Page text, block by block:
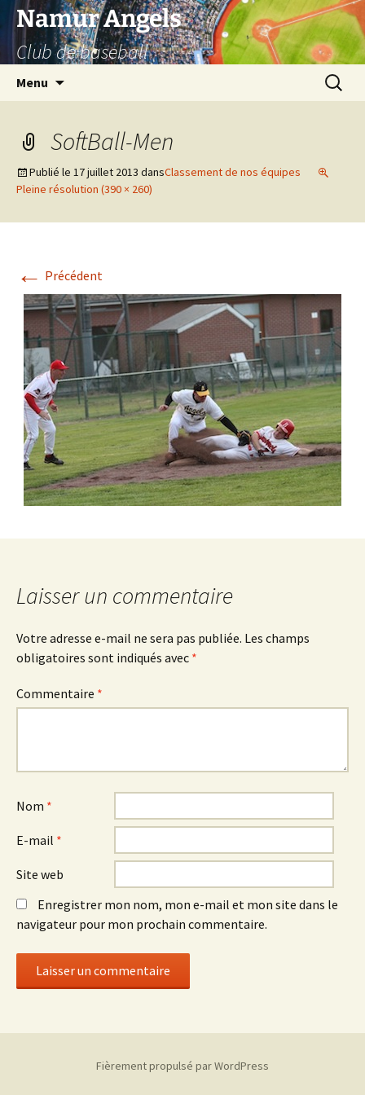
Aller
au
contenu
Namur Angels
Club de baseball
Menu
SoftBall-Men
Publié le 17 juillet 2013 dansClassement de nos équipes
Pleine résolution (390 × 260)
← Précédent
Laisser un commentaire
Votre adresse e-mail ne sera pas publiée. Les champs
obligatoires sont indiqués avec *
Commentaire *
Nom *
E-mail *
Site web
Enregistrer mon nom, mon e-mail et mon site dans le
navigateur pour mon prochain commentaire.
Fièrement propulsé par WordPress